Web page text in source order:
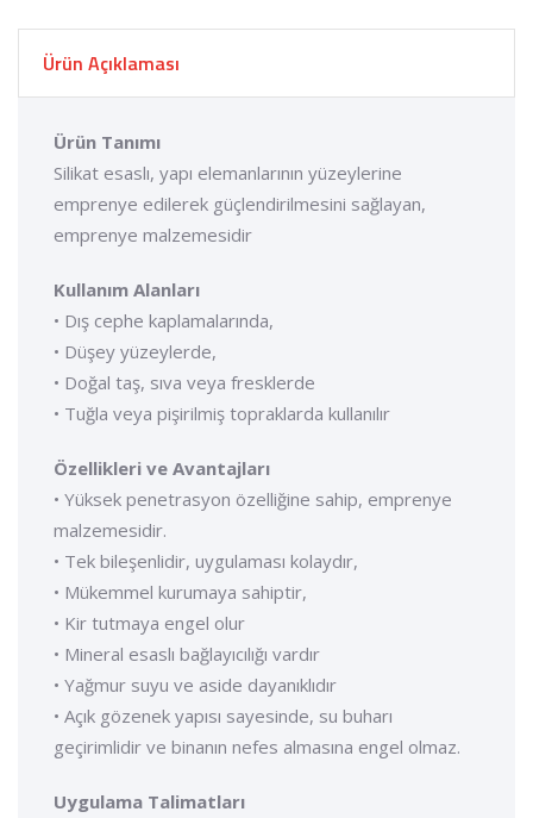
Ürün Açıklaması
Ürün Tanımı
Silikat esaslı, yapı elemanlarının yüzeylerine
emprenye edilerek güçlendirilmesini sağlayan,
emprenye malzemesidir
Kullanım Alanları
• Dış cephe kaplamalarında,
• Düşey yüzeylerde,
• Doğal taş, sıva veya fresklerde
• Tuğla veya pişirilmiş topraklarda kullanılır
Özellikleri ve Avantajları
• Yüksek penetrasyon özelliğine sahip, emprenye
malzemesidir.
• Tek bileşenlidir, uygulaması kolaydır,
• Mükemmel kurumaya sahiptir,
• Kir tutmaya engel olur
• Mineral esaslı bağlayıcılığı vardır
• Yağmur suyu ve aside dayanıklıdır
• Açık gözenek yapısı sayesinde, su buharı
geçirimlidir ve binanın nefes almasına engel olmaz.
Uygulama Talimatları